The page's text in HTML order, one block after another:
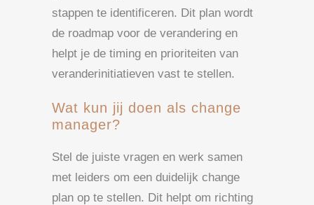
stappen te identificeren. Dit plan wordt
de roadmap voor de verandering en
helpt je de timing en prioriteiten van
veranderinitiatieven vast te stellen.
Wat kun jij doen als change
manager?
Stel de juiste vragen en werk samen
met leiders om een duidelijk change
plan op te stellen. Dit helpt om richting